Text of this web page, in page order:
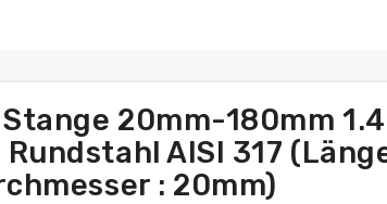
20mm-180mm
AISI 317
: 20mm)